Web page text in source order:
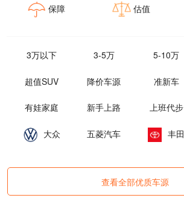
保障 估值
3万以下 3-5万 5-10万
超值SUV 降价车源 准新车
有娃家庭 新手上路 上班代步
大众 五菱汽车 丰田
查看全部优质车源